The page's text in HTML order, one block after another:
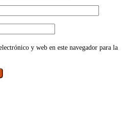
y web en este navegador para la